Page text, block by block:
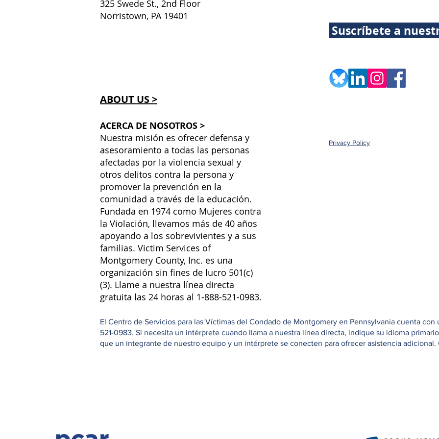
325 Swede St., 2nd Floor
Norristown, PA 19401
Suscríbete a
ABOUT US >
ACERCA DE NOSOTROS >
Nuestra misión es ofrecer defensa y
asesoramiento a todas las personas
afectadas por la violencia sexual y
otros delitos contra la persona y
promover la prevención en la
comunidad a través de la educación.
Fundada en 1974 como Mujeres contra
la Violación, llevamos más de 40 años
apoyando a los sobrevivientes y a sus
familias. Victim Services of
Montgomery County, Inc. es una
organización sin fines de lucro 501(c)
(3). Llame a nuestra línea directa
gratuita las 24 horas al 1-888-521-0983.
Privacy Policy
El Centro de Servicios para las Víctimas del Condado de Montgomery en Pennsylvania cuenta con
521-0983. Si necesita un intérprete cuando llama a nuestra línea directa, indique su idioma
que un integrante de nuestro equipo y un intérprete se conecten para ofrecer asistencia adicional.